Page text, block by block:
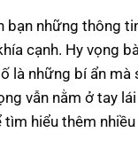
bạn những thông
cạnh. Hy vọng
là những bí ẩn
vẫn nằm ở tay
tìm hiểu thêm